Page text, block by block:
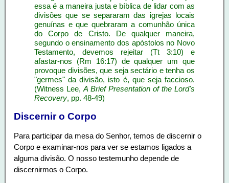
essa é a maneira justa e bíblica de lidar com as
divisões que se separaram das igrejas locais
genuínas e que quebraram a comunhão única
do Corpo de Cristo. De qualquer maneira,
segundo o ensinamento dos apóstolos no Novo
Testamento, devemos rejeitar (Tt 3:10) e
afastar-nos (Rm 16:17) de qualquer um que
provoque divisões, que seja sectário e tenha os
"germes" da divisão, isto é, que seja faccioso.
(Witness Lee,A Brief Presentation of the Lord's
Recovery, pp. 48-49)
Discernir o Corpo
Para participar da mesa do Senhor, temos de discernir o
Corpo e examinar-nos para ver se estamos ligados a
alguma divisão. O nosso testemunho depende de
discernirmos o Corpo.